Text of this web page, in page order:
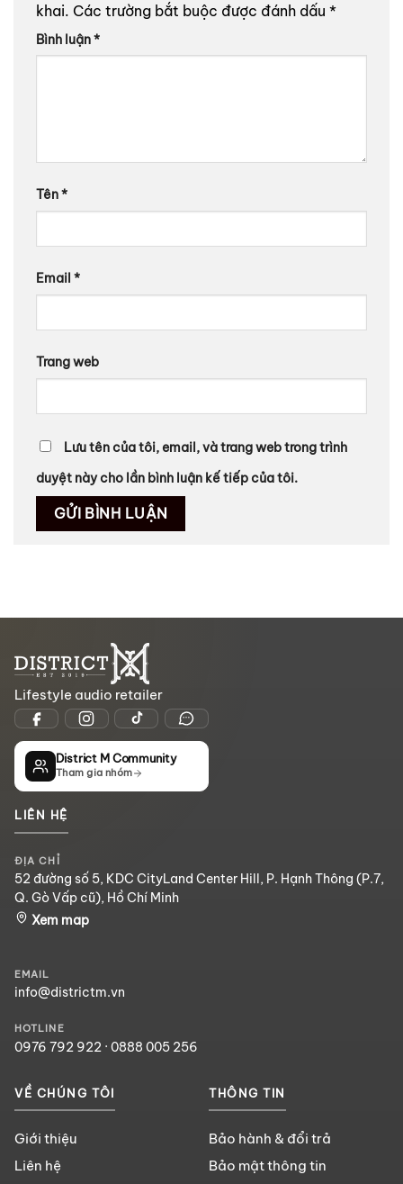
khai. Các trường bắt buộc được đánh dấu *
Bình luận*
Tên*
Email *
Trang web
Lưu tên của tôi, email, và trang web trong trình
duyệt này cho lần bình luận kế tiếp của tôi.
Lifestyle audio retailer
District M Community
Tham gia nhóm
LIÊN HỆ
ĐỊA CHỈ
52 đường số 5, KDC CityLand Center Hill, P. Hạnh Thông (P.7,
Q. Gò Vấp cũ), Hồ Chí Minh
Xem map
EMAIL
info@districtm.vn
HOTLINE
0976 792 922 · 0888 005 256
VỀ CHÚNG TÔI
Giới thiệu
Liên hệ
THÔNG TIN
Bảo hành & đổi trả
Bảo mật thông tin